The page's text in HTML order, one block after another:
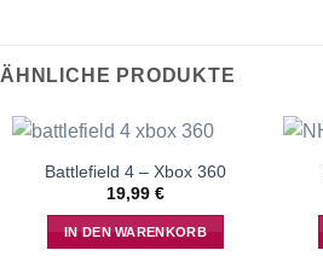
ÄHNLICHE PRODUKTE
Battlefield 4 – Xbox 360
19,99 €
IN DEN WARENKORB